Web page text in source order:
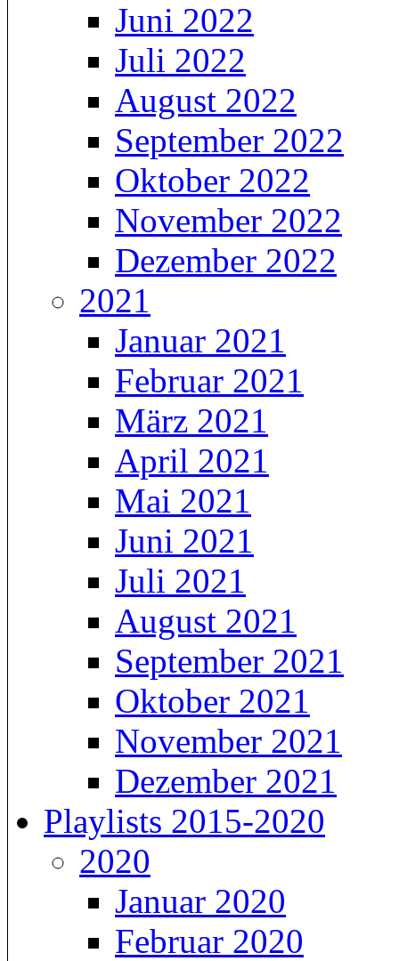
Juni 2022
Juli 2022
August 2022
September 2022
Oktober 2022
November 2022
Dezember 2022
2021
Januar 2021
Februar 2021
März 2021
April 2021
Mai 2021
Juni 2021
Juli 2021
August 2021
September 2021
Oktober 2021
November 2021
Dezember 2021
Playlists 2015-2020
2020
Januar 2020
Februar 2020